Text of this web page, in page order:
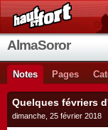
AlmaSoror
Notes Pages
Quelques févriers
dimanche, 25 février 2018